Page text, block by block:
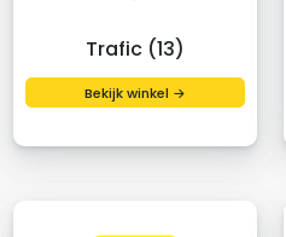
Trafic (13)
Bekijk winkel →